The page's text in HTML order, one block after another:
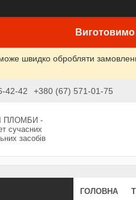
швидко обробляти
42-42 +380 (67) 571-01-75
ПЛОМБИ -
сучасних
засобів
ГОЛОВНА